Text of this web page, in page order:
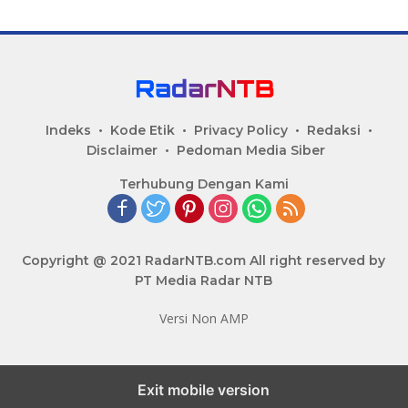
Indeks Kode Etik Privacy Policy
Redaksi
Disclaimer
Pedoman Media Siber
Terhubung Dengan Kami
Copyright @ 2021 RadarNTB.com All right reserved by
PT Media Radar NTB
Versi Non AMP
Exit mobile version